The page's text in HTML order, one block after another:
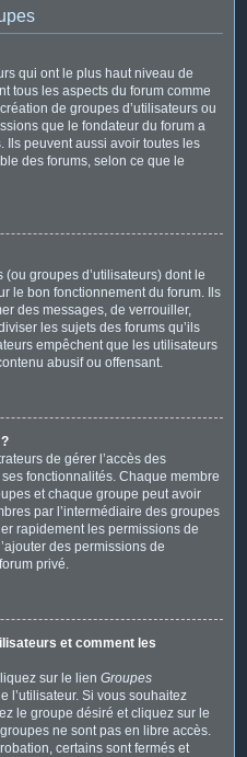
qui ont le plus haut niveau de
tous les aspects du forum comme
de groupes d’utilisateurs ou
que le fondateur du forum a
Ils peuvent aussi avoir toutes les
des forums, selon ce que le
groupes d’utilisateurs) dont le
le bon fonctionnement du forum. Ils
des messages, de verrouiller,
les sujets des forums qu’ils
empêchent que les utilisateurs
abusif ou offensant.
de gérer l’accès des
fonctionnalités. Chaque membre
et chaque groupe peut avoir
par l’intermédiaire des groupes
rapidement les permissions de
des permissions de
privé.
et comment les
sur le lien Groupes
l’utilisateur. Si vous souhaitez
le groupe désiré et cliquez sur le
ne sont pas en libre accès.
certains sont fermés et